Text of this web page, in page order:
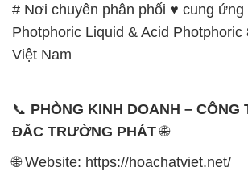
# Nơi chuyên phân phối ♥ cung ứng
Photphoric Liquid & Acid
Việt Nam
📞 PHÒNG KINH DOANH – CÔNG
ĐẮC TRƯỜNG PHÁT🌐
🌐 Website: https://hoachatviet.net/